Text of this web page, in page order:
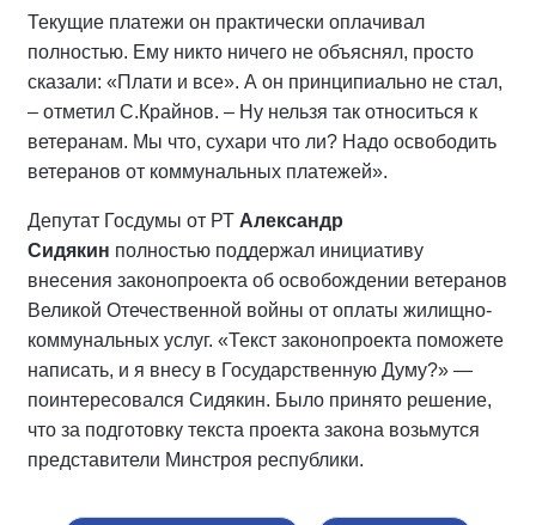
Текущие платежи он практически оплачивал
полностью. Ему никто ничего не объяснял, просто
сказали: «Плати и все». А он принципиально не стал,
– отметил С.Крайнов. – Ну нельзя так относиться к
ветеранам. Мы что, сухари что ли? Надо освободить
ветеранов от коммунальных платежей».
Депутат Госдумы от РТ Александр
Сидякин полностью поддержал инициативу
внесения законопроекта об освобождении ветеранов
Великой Отечественной войны от оплаты жилищно-
коммунальных услуг. «Текст законопроекта поможете
написать, и я внесу в Государственную Думу?» —
поинтересовался Сидякин. Было принято решение,
что за подготовку текста проекта закона возьмутся
представители Минстроя республики.